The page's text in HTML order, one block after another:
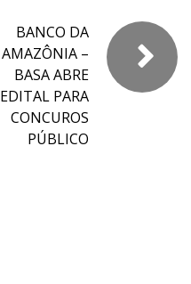
BANCO DA
AMAZÔNIA –
BASA ABRE
EDITAL PARA
CONCUROS
PÚBLICO